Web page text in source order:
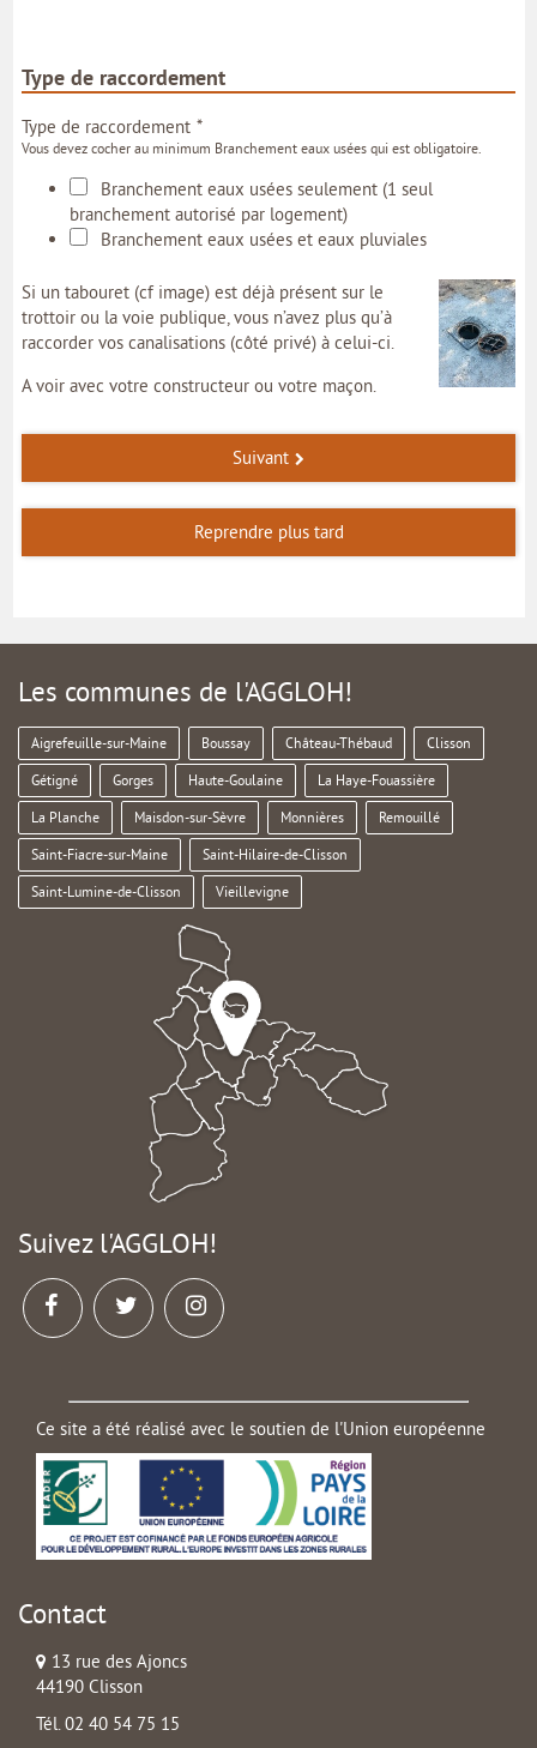
Type de raccordement
Type de raccordement *
Vous devez cocher au minimum Branchement eaux usées qui est obligatoire.
Branchement eaux usées seulement (1 seul
branchement autorisé par logement)
Branchement eaux usées et eaux pluviales
Si un tabouret (cf image) est déjà présent sur le
trottoir ou la voie publique, vous n’avez plus qu’à
raccorder vos canalisations (côté privé) à celui-ci.
A voir avec votre constructeur ou votre maçon.
Suivant
Reprendre plus tard
Les communes de l'AGGLOH!
Aigrefeuille-sur-Maine Boussay Château-Thébaud Clisson
Gétigné Gorges Haute-Goulaine La Haye-Fouassière
La Planche Maisdon-sur-Sèvre Monnières Remouillé
Saint-Fiacre-sur-Maine Saint-Hilaire-de-Clisson
Saint-Lumine-de-Clisson Vieillevigne
Suivez l'AGGLOH!
Ce site a été réalisé avec le soutien de l'Union européenne
Contact
13 rue des Ajoncs
44190 Clisson
Tél. 02 40 54 75 15